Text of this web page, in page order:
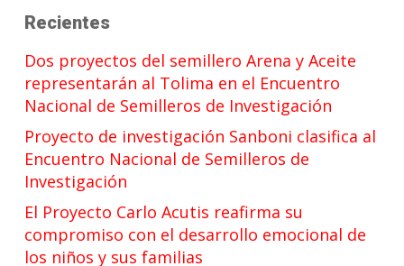
Recientes
Dos proyectos del semillero Arena y Aceite
representarán al Tolima en el Encuentro
Nacional de Semilleros de Investigación
Proyecto de investigación Sanboni clasifica al
Encuentro Nacional de Semilleros de
Investigación
El Proyecto Carlo Acutis reafirma su
compromiso con el desarrollo emocional de
los niños y sus familias